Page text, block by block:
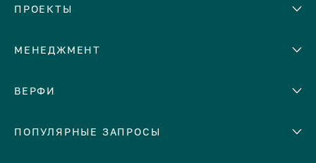
ЕВРОПА
Греция
Испания
Монако
ПРОЕКТЫ
МЕНЕДЖМЕНТ
Помощь с продажей яхты
Доверительное управление
ВЕРФИ
Abeking & Rasmussen
ПОПУЛЯРНЫЕ ЗАПРОСЫ